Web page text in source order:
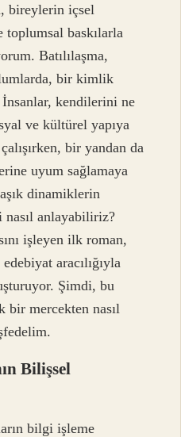
bireylerin içsel
toplumsal baskılarla
Batılılaşma,
bir kimlik
kendilerini ne
ve kültürel yapıya
bir yandan da
uyum sağlamaya
dinamiklerin
anlayabiliriz?
işleyen ilk roman,
aracılığıyla
Şimdi, bu
bir mercekten nasıl
Bilişsel
bilgi işleme